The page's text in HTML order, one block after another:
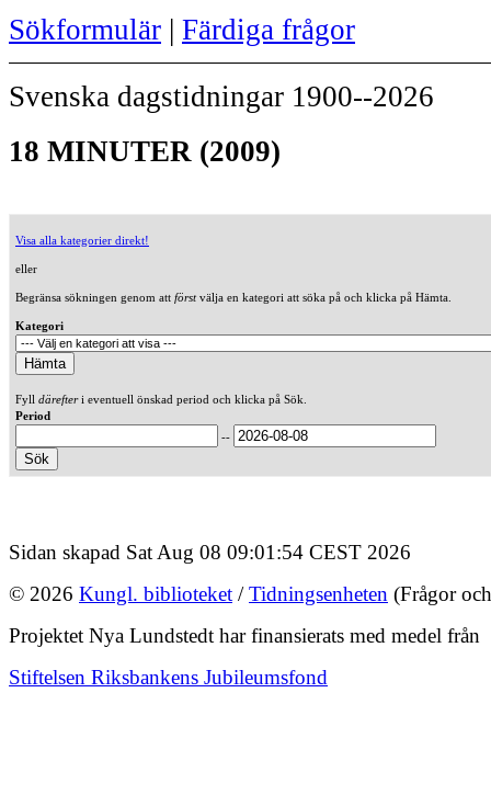
Sökformulär | Färdiga frågor
Svenska dagstidningar 1900--2026
18 MINUTER (2009)
Visa alla kategorier direkt!
eller
Begränsa sökningen genom att förstvälja en kategori att söka på och klicka på Hämta.
Kategori
Fyll därefteri eventuell önskad period och klicka på Sök.
Period
--
Sidan skapad Sat Aug 08 09:01:54 CEST 2026
© 2026 Kungl. biblioteket /Tidningsenheten (Frågor
Projektet Nya Lundstedt har finansierats med medel från
Stiftelsen Riksbankens Jubileumsfond